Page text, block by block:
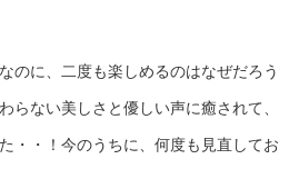
のに、二度も楽しめるのはなぜだろう
らない美しさと優しい声に癒されて、
・・！今のうちに、何度も見直してお